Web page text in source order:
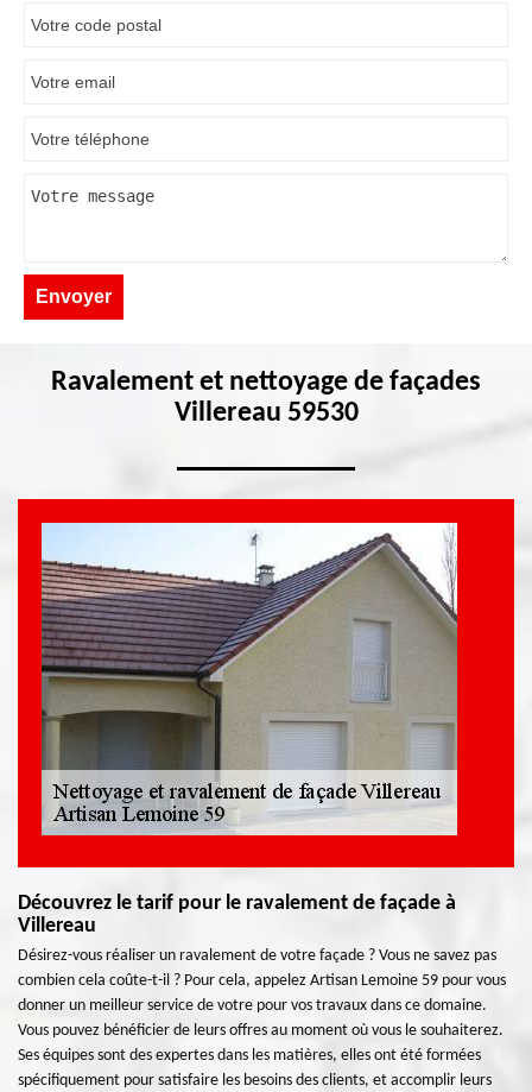
Ravalement et nettoyage de façades
Villereau 59530
Découvrez le tarif pour le ravalement de façade à
Villereau
Désirez-vous réaliser un ravalement de votre façade ? Vous ne savez pas
combien cela coûte-t-il ? Pour cela, appelez Artisan Lemoine 59 pour vous
donner un meilleur service de votre pour vos travaux dans ce domaine.
Vous pouvez bénéficier de leurs offres au moment où vous le souhaiterez.
Ses équipes sont des expertes dans les matières, elles ont été formées
spécifiquement pour satisfaire les besoins des clients, et accomplir leurs